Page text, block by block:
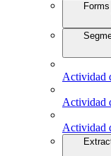
Actividad
Actividad
Actividad